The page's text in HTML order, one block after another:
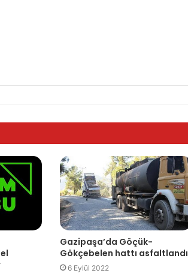
Gazipaşa’da Göçük-
Gökçebelen hattı asfaltlandı
6 Eylül 2022